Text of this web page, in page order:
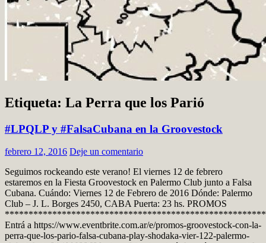
Etiqueta: La Perra que los Parió
#LPQLP y #FalsaCubana en la Groovestock
febrero 12, 2016 Deje un comentario
Seguimos rockeando este verano! El viernes 12 de febrero
estaremos en la Fiesta Groovestock en Palermo Club junto a Falsa
Cubana. Cuándo: Viernes 12 de Febrero de 2016 Dónde: Palermo
Club – J. L. Borges 2450, CABA Puerta: 23 hs. PROMOS
Entrá a https://www.eventbrite.com.ar/e/promos-groovestock-con-la-
perra-que-los-pario-falsa-cubana-play-shodaka-vier-122-palermo-